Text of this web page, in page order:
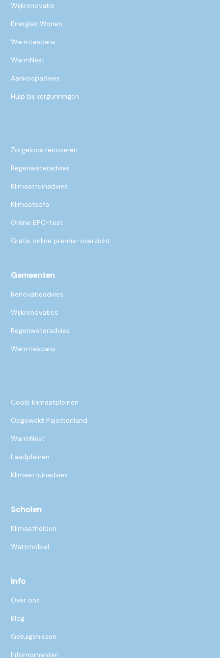
Wijkrenovatie
Energiek Wonen
Warmtescans
WarmNest
Aankoopadvies
Hulp bij vergunningen
Zorgeloos renoveren
Regenwateradvies
Klimaattuinadvies
Klimaatsofa
Online EPC-test
Gratis online premie-overzicht
Gemeenten
Renovatieadvies
Wijkrenovaties
Regenwateradvies
Warmtescans
Coole klimaatpleinen
Opgewekt Pajottenland
WarmNest
Laadpleinen
Klimaattuinadvies
Scholen
Klimaathelden
Wattmobiel
Info
Over ons
Blog
Getuigenissen
Infomomenten